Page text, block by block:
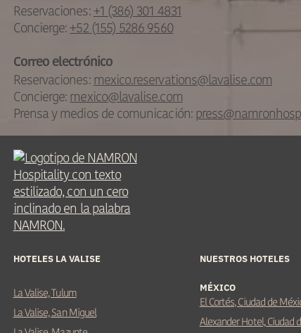
Reservaciones:+1 (386) 301 4831
Concierge:+52 (155) 5286 9560
Correo electrónico
Reservaciones:mexico.reservations@lavalise.com
Concierge:mexico@lavalise.com
Prensa y medios de comunicación:
HOTELES LA VALISE
La Valise, Tulum
La Valise, San Miguel
NUESTROS HOTELES
MÉXICO
El Cortés, Ciudad de
Alexander Hotel, Ciudad